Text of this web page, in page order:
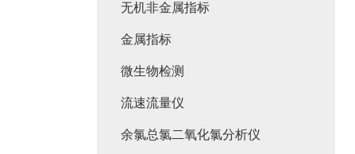
无机非金属指标
金属指标
微生物检测
流速流量仪
余氯总氯二氧化氯分析仪